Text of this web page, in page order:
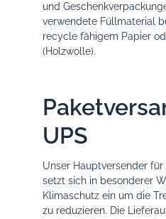
und
verwendete Füllmaterial
recycle fähigem Papier
(Holzwolle).
UPS
Unser Hauptversender für
setzt sich in besonderer
Klimaschutz ein um die
zu reduzieren. Die